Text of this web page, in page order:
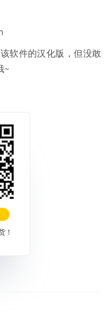
软件的汉化版，但没敢
~
！